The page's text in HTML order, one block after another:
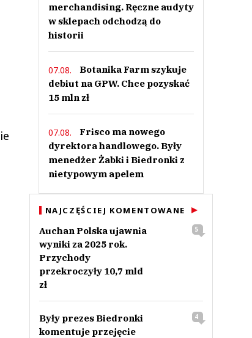
merchandising. Ręczne audyty
w sklepach odchodzą do
historii
07.08.
Botanika Farm szykuje
debiut na GPW. Chce pozyskać
15 mln zł
07.08.
Frisco ma nowego
dyrektora handlowego. Były
menedżer Żabki i Biedronki z
nietypowym apelem
NAJCZĘŚCIEJ KOMENTOWANE
Auchan Polska ujawnia
wyniki za 2025 rok.
Przychody
przekroczyły 10,7 mld
zł
5
Były prezes Biedronki
komentuje przejęcie
4